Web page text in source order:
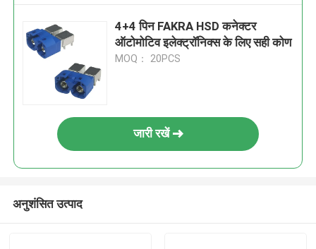
4+4 पिन FAKRA HSD कनेक्टर
ऑटोमोटिव इलेक्ट्रॉनिक्स के लिए सही कोण
MOQ： 20PCS
जारी रखें
अनुशंसित उत्पाद